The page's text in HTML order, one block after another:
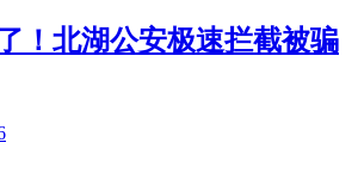
！北湖公安极速拦截被骗